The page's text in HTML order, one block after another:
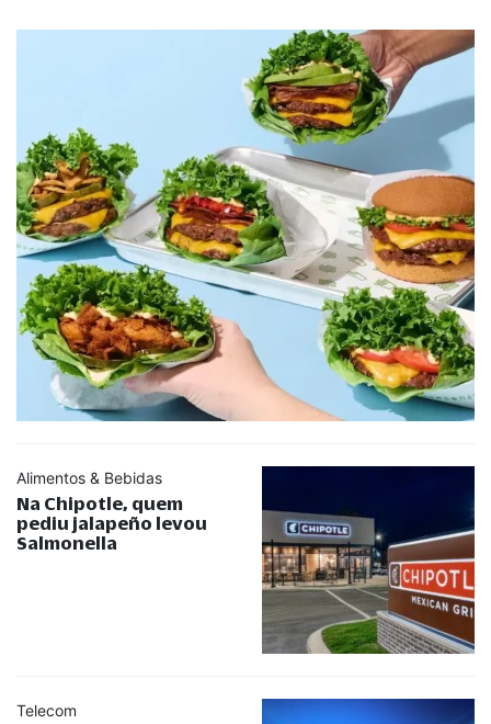
Alimentos & Bebidas
Na Chipotle, quem
pediu jalapeño levou
Salmonella
Telecom